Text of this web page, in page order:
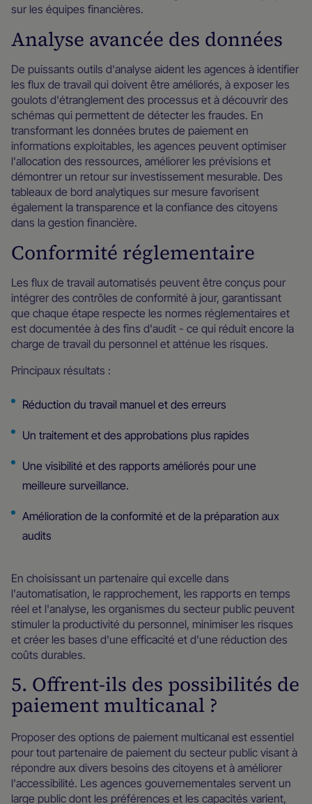
sur les équipes financières.
Analyse avancée des données
De puissants outils d'analyse aident les agences à identifier
les flux de travail qui doivent être améliorés, à exposer les
goulots d'étranglement des processus et à découvrir des
schémas qui permettent de détecter les fraudes. En
transformant les données brutes de paiement en
informations exploitables, les agences peuvent optimiser
l'allocation des ressources, améliorer les prévisions et
démontrer un retour sur investissement mesurable. Des
tableaux de bord analytiques sur mesure favorisent
également la transparence et la confiance des citoyens
dans la gestion financière.
Conformité réglementaire
Les flux de travail automatisés peuvent être conçus pour
intégrer des contrôles de conformité à jour, garantissant
que chaque étape respecte les normes réglementaires et
est documentée à des fins d'audit - ce qui réduit encore la
charge de travail du personnel et atténue les risques.
Principaux résultats :
Réduction du travail manuel et des erreurs
Un traitement et des approbations plus rapides
Une visibilité et des rapports améliorés pour une
meilleure surveillance.
Amélioration de la conformité et de la préparation aux
audits
En choisissant un partenaire qui excelle dans
l'automatisation, le rapprochement, les rapports en temps
réel et l'analyse, les organismes du secteur public peuvent
stimuler la productivité du personnel, minimiser les risques
et créer les bases d'une efficacité et d'une réduction des
coûts durables.
5. Offrent-ils des possibilités de
paiement multicanal ?
Proposer des options de paiement multicanal est essentiel
pour tout partenaire de paiement du secteur public visant à
répondre aux divers besoins des citoyens et à améliorer
l'accessibilité. Les agences gouvernementales servent un
large public dont les préférences et les capacités varient,